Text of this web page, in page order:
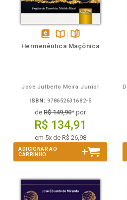
disponívelDisponível
páginas
Hermenêutica Maçônica
José Julberto Meira Junior
ISBN: 978652631682-5
deR$ 149,90* por
R$ 134,91
em 5x de R$ 26,98
ADICIONAR AO
CARRINHO